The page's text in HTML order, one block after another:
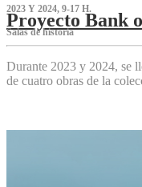
2023 Y 2024, 9-17 H.
Proyecto Bank
S‌alas de historia
Durante 2023 y 2024, se
de cuatro obras de la